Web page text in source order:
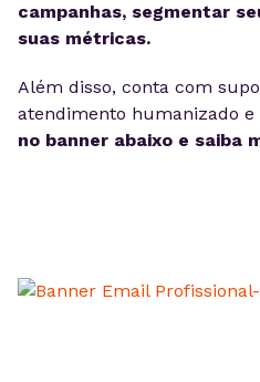
campanhas, segmentar
suas métricas.
Além disso, conta com
atendimento humanizado e
no banner abaixo e saiba